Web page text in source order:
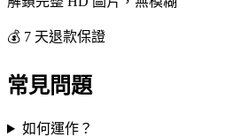
💰 7 天退款保證
常見問題
如何運作？